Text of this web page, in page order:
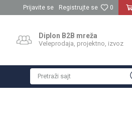
0
Prijavite se Registrujte se
Diplon B2B mreža
Veleprodaja, projektno, izvoz
Pretraži sajt